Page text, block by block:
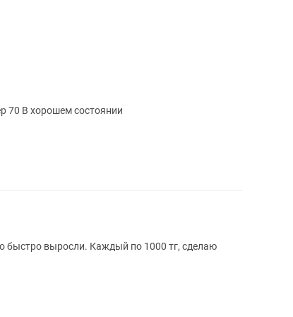
70 В хорошем состоянии
быстро выросли. Каждый по 1000 тг, сделаю